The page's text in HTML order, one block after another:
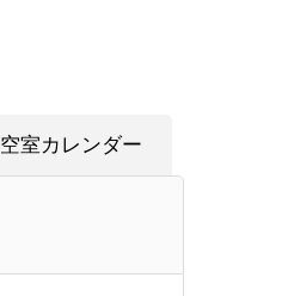
空室カレンダー